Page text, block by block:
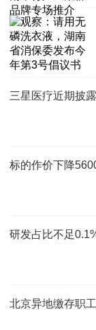
三星医疗近期披
标的作价下降
研发占比不足
北京异地缴存职